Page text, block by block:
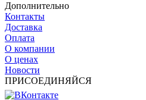
Дополнительно
Контакты
Доставка
Оплата
О компании
О ценах
Новости
ПРИСОЕДИНЯЙСЯ